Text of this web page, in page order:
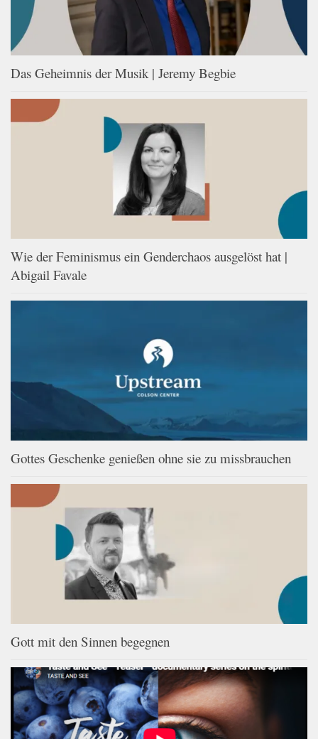
Das Geheimnis der Musik | Jeremy Begbie
Wie der Feminismus ein Genderchaos ausgelöst hat |
Abigail Favale
Gottes Geschenke genießen ohne sie zu missbrauchen
Gott mit den Sinnen begegnen